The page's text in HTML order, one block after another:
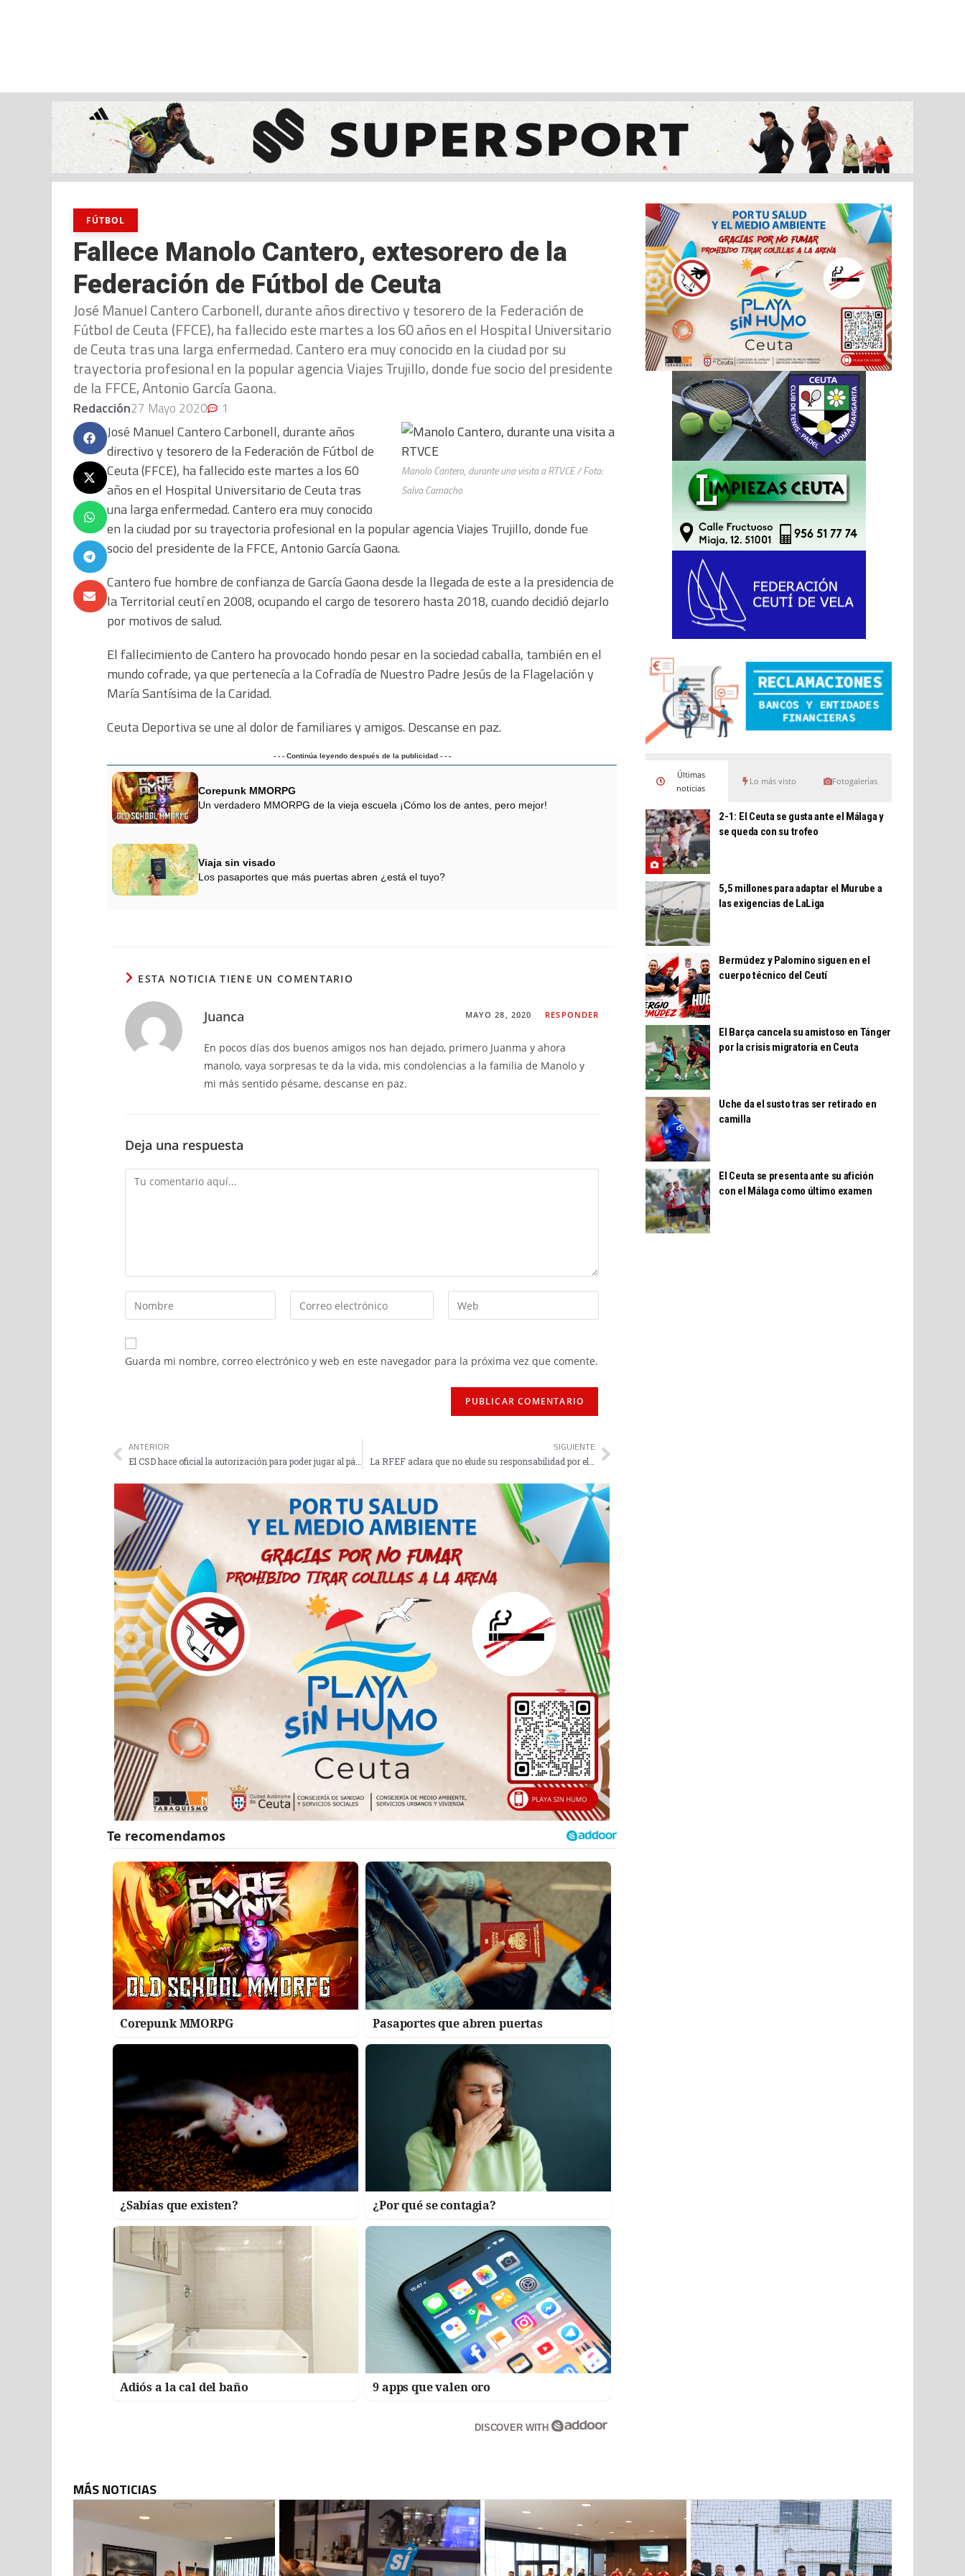
FÚTBOL
Fallece Manolo Cantero, extesorero de la
Federación de Fútbol de Ceuta
José Manuel Cantero Carbonell, durante años directivo y tesorero de la Federación de
Fútbol de Ceuta (FFCE), ha fallecido este martes a los 60 años en el Hospital Universitario
de Ceuta tras una larga enfermedad. Cantero era muy conocido en la ciudad por su
trayectoria profesional en la popular agencia Viajes Trujillo, donde fue socio del presidente
de la FFCE, Antonio García Gaona.
Redacción27 Mayo 2020 1
Manolo Cantero, durante una visita a RTVCE / Foto:
Salva Camacho
José Manuel Cantero Carbonell, durante años
directivo y tesorero de la Federación de Fútbol de
Ceuta (FFCE), ha fallecido este martes a los 60
años en el Hospital Universitario de Ceuta tras
una larga enfermedad. Cantero era muy conocido
en la ciudad por su trayectoria profesional en la popular agencia Viajes Trujillo, donde fue
socio del presidente de la FFCE, Antonio García Gaona.
Cantero fue hombre de confianza de García Gaona desde la llegada de este a la presidencia de
la Territorial ceutí en 2008, ocupando el cargo de tesorero hasta 2018, cuando decidió dejarlo
por motivos de salud.
El fallecimiento de Cantero ha provocado hondo pesar en la sociedad caballa, también en el
mundo cofrade, ya que pertenecía a la Cofradía de Nuestro Padre Jesús de la Flagelación y
María Santísima de la Caridad.
Ceuta Deportiva se une al dolor de familiares y amigos. Descanse en paz.
- - - Continúa leyendo después de la publicidad - - -
Corepunk MMORPG
Un verdadero MMORPG de la vieja escuela ¡Cómo los de antes, pero mejor!
Viaja sin visado
Los pasaportes que más puertas abren ¿está el tuyo?
ESTA NOTICIA TIENE UN COMENTARIO
Juanca MAYO 28, 2020 RESPONDER
En pocos días dos buenos amigos nos han dejado, primero Juanma y ahora
manolo, vaya sorpresas te da la vida, mis condolencias a la familia de Manolo y
mi más sentido pésame, descanse en paz.
Deja una respuesta
Guarda mi nombre, correo electrónico y web en este navegador para la próxima vez que comente.
ANTERIOR SIGUIENTE
Corepunk MMORPG Pasaportes que abren puertas
¿Sabías que existen? ¿Por qué se contagia?
Adiós a la cal del baño 9 apps que valen oro
DISCOVER WITH
Últimas
noticias
Lo más visto Fotogalerías
2-1: El Ceuta se gusta ante el Málaga y
se queda con su trofeo
5,5 millones para adaptar el Murube a
las exigencias de LaLiga
Bermúdez y Palomino siguen en el
cuerpo técnico del Ceutí
El Barça cancela su amistoso en Tánger
por la crisis migratoria en Ceuta
Uche da el susto tras ser retirado en
camilla
El Ceuta se presenta ante su afición
con el Málaga como último examen
MÁS NOTICIAS